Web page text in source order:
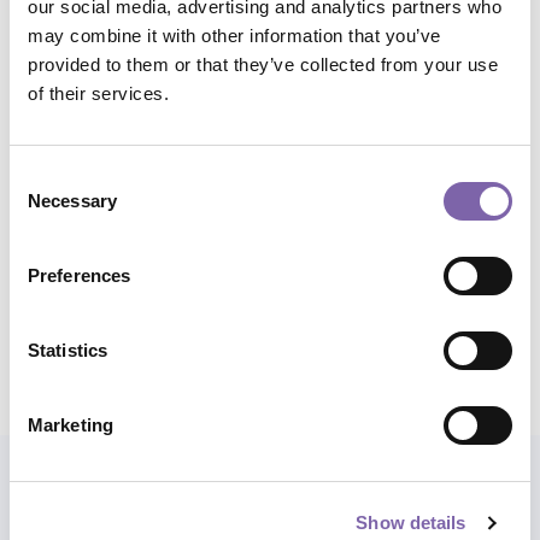
our social media, advertising and analytics partners who
may combine it with other information that you’ve
provided to them or that they’ve collected from your use
of their services.
Selection
Necessary
Preferences
Statistics
Marketing
Show details
Ambiti tematici: Studio, ricerca e approfondimenti,
Digitalizzazione e tecnologie per il patrimonio
dati, interoperabilità e gestione della conoscenza
Ambiti di applicazione:
Durata complessiva:
Condividi corso